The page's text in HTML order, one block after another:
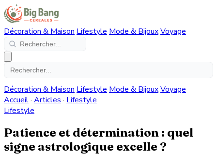
Décoration & Maison Lifestyle Mode & BijouxVoyage
Décoration & Maison Lifestyle Mode & BijouxVoyage
Accueil· Articles · Lifestyle
Lifestyle
Patience et détermination : quel
signe astrologique excelle ?